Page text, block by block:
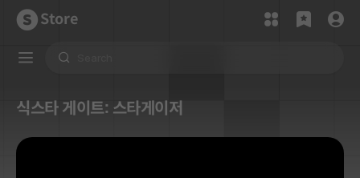
Store
식스타 게이트: 스타게이저